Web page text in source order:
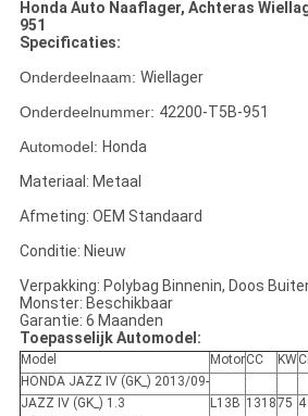
Honda Auto Naaflager, Achteras
951
Specificaties:
Onderdeelnaam: Wiellager
Onderdeelnummer: 42200-T5B-951
Automodel: Honda
Materiaal: Metaal
Afmeting: OEM Standaard
Conditie: Nieuw
Verpakking: Polybag Binnenin, Doos
Monster: Beschikbaar
Garantie: 6 Maanden
Toepasselijk Automodel:
Model MotorCC KW
HONDA JAZZ IV (GK_) 2013/09-
JAZZ IV (GK_) 1.3
L13B 131875 4